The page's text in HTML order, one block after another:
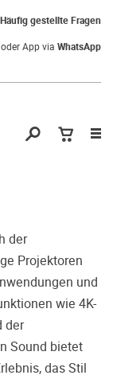
und
Häufig gestellte Fragen
oder App via WhatsApp
der
Projektoren
und
wie 4K-
der
Sound bietet
das Stil